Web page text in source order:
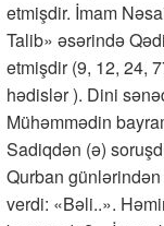
etmişdir. İmam
Talib» əsərində
etmişdir (9, 12, 24,
hədislər ). Dini
Mühəmmədin
Sadiqdən (ə)
Qurban günlərindən
verdi: «Bəli..».